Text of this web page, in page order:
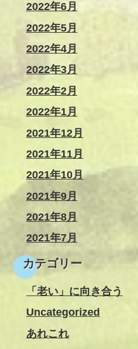
2022年6月
2022年5月
2022年4月
2022年3月
2022年2月
2022年1月
2021年12月
2021年11月
2021年10月
2021年9月
2021年8月
2021年7月
カテゴリー
「老い」に向き合う
Uncategorized
あれこれ